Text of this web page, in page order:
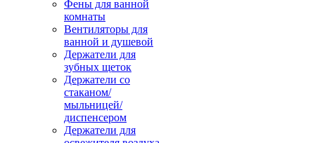
Фены для ванной
комнаты
Вентиляторы для
ванной и душевой
Держатели для
зубных щеток
Держатели со
стаканом/
мыльницей/
диспенсером
Держатели для